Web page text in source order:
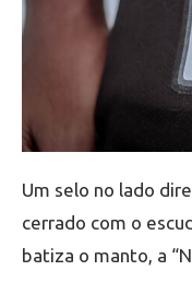
Um selo no lado
cerrado com o
batiza o manto, a